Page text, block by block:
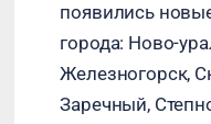
появились
города: Ново-
Железногорск,
Заречный,